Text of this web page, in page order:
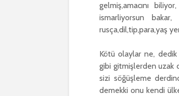
gelmiş,amacını
ismarliyorsun
rusça,dil,tip,para,yaş
Kötü olaylar ne, dedik
gibi gitmişlerden uzak
sizi söğüşleme
demekki onu kendi